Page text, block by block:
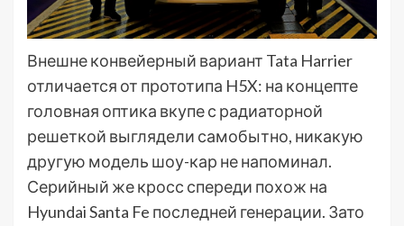
Внешне конвейерный вариант Tata Harrier
отличается от прототипа H5X: на концепте
головная оптика вкупе с радиаторной
решеткой выглядели самобытно, никакую
другую модель шоу-кар не напоминал.
Серийный же кросс спереди похож на
Hyundai Santa Fe последней генерации. Зато